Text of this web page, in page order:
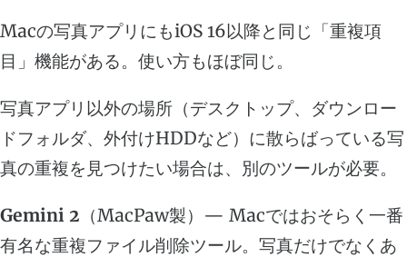
Macの写真アプリにもiOS 16以降と同じ「重複項
目」機能がある。使い方もほぼ同じ。
写真アプリ以外の場所（デスクトップ、ダウンロー
ドフォルダ、外付けHDDなど）に散らばっている写
真の重複を見つけたい場合は、別のツールが必要。
Gemini 2 （MacPaw製）— Macではおそらく一番
有名な重複ファイル削除ツール。写真だけでなくあ